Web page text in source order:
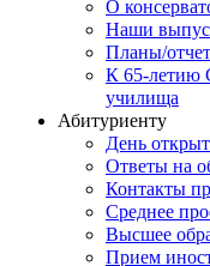
О
Наши
Планы/
К 65-летию
училища
Абитуриенту
День
Ответы на
Контакты
Среднее
Высшее
Прием